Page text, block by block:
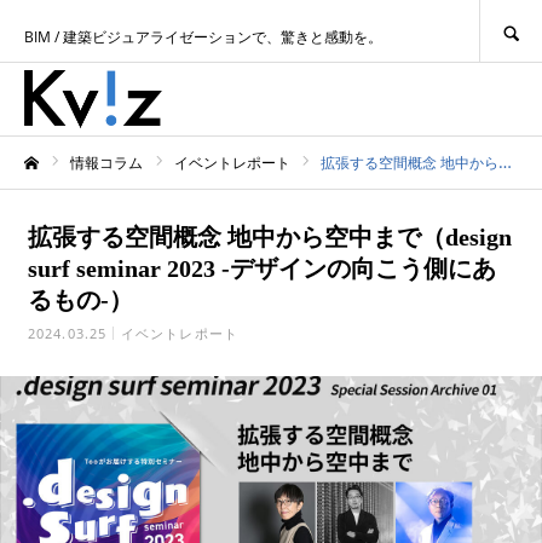
BIM / 建築ビジュアライゼーションで、驚きと感動を。
情報コラム イベントレポート 拡張する空間概念 地中から空中まで（design surf seminar 2023 -デザインの向こう側にあるもの-）
拡張する空間概念 地中から空中まで（design
surf seminar 2023 -デザインの向こう側にあ
るもの-）
2024.03.25 イベントレポート